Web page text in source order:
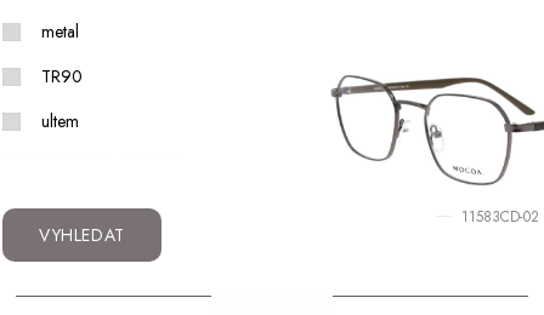
metal
TR90
ultem
VYHLEDAT
11583CD-02